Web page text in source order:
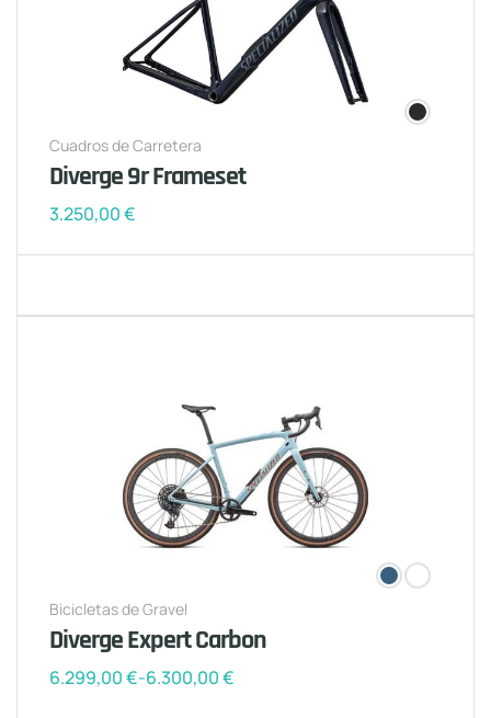
Cuadros de Carretera
Diverge 9r Frameset
3.250,00€
Bicicletas de Gravel
Diverge Expert Carbon
6.299,00€-6.300,00€